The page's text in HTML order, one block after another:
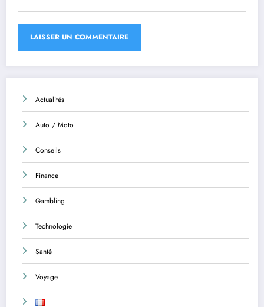
Actualités
Auto / Moto
Conseils
Finance
Gambling
Technologie
Santé
Voyage